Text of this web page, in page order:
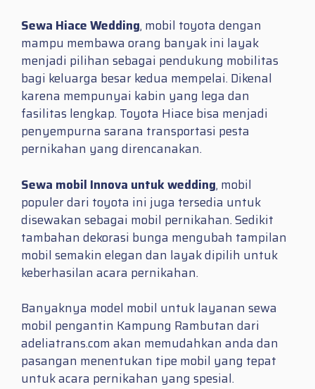
Sewa Hiace Wedding, mobil toyota dengan
mampu membawa orang banyak ini layak
menjadi pilihan sebagai pendukung mobilitas
bagi keluarga besar kedua mempelai. Dikenal
karena mempunyai kabin yang lega dan
fasilitas lengkap. Toyota Hiace bisa menjadi
penyempurna sarana transportasi pesta
pernikahan yang direncanakan.
Sewa mobil Innova untuk wedding, mobil
populer dari toyota ini juga tersedia untuk
disewakan sebagai mobil pernikahan. Sedikit
tambahan dekorasi bunga mengubah tampilan
mobil semakin elegan dan layak dipilih untuk
keberhasilan acara pernikahan.
Banyaknya model mobil untuk layanan sewa
mobil pengantin Kampung Rambutan dari
adeliatrans.com akan memudahkan anda dan
pasangan menentukan tipe mobil yang tepat
untuk acara pernikahan yang spesial.